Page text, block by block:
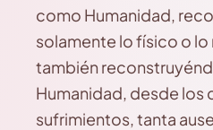
como Humanidad,
solamente lo físico o lo
también
Humanidad, desde los
sufrimientos, tanta